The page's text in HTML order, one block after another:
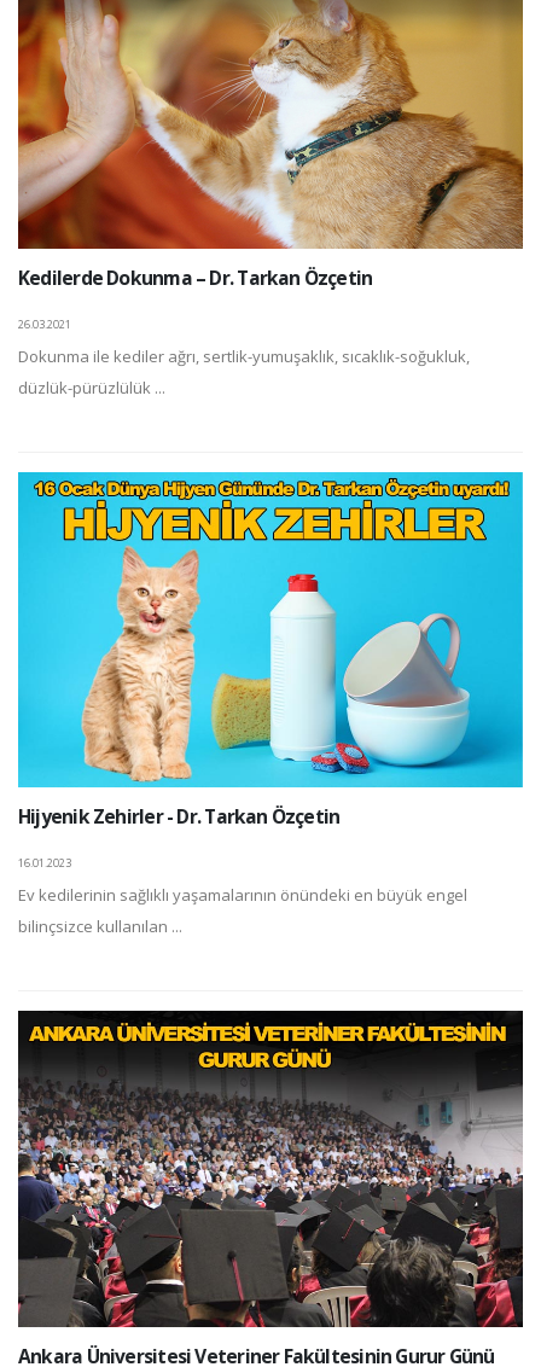
Kedilerde Dokunma – Dr. Tarkan Özçetin
26.03.2021
Dokunma ile kediler ağrı, sertlik-yumuşaklık, sıcaklık-soğukluk,
düzlük-pürüzlülük ...
Hijyenik Zehirler - Dr. Tarkan Özçetin
16.01.2023
Ev kedilerinin sağlıklı yaşamalarının önündeki en büyük engel
bilinçsizce kullanılan ...
Ankara Üniversitesi Veteriner Fakültesinin Gurur Günü